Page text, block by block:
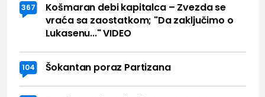
367
Košmaran debi kapitalca – Zvezda se
vraća sa zaostatkom; "Da zaključimo o
Lukasenu..." VIDEO
104 Šokantan poraz Partizana